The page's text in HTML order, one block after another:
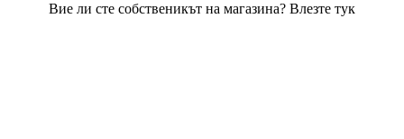
Вие ли сте собственикът на магазина? Влезте тук